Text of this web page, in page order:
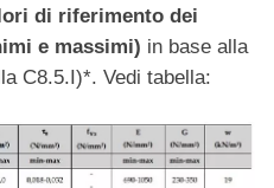
di riferimento dei
e massimi) in base alla
C8.5.I)*. Vedi tabella: